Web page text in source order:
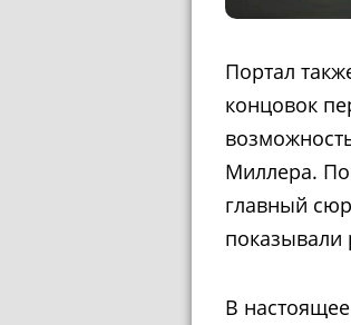
Портал
концовок
Миллера.
главный
В